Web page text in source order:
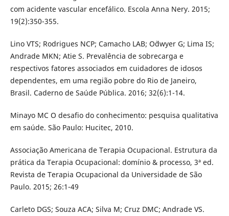
com acidente vascular encefálico. Escola Anna Nery. 2015;
19(2):350-355.
Lino VTS; Rodrigues NCP; Camacho LAB; O`dwyer G; Lima IS;
Andrade MKN; Atie S. Prevalência de sobrecarga e
respectivos fatores associados em cuidadores de idosos
dependentes, em uma região pobre do Rio de Janeiro,
Brasil. Caderno de Saúde Pública. 2016; 32(6):1-14.
Minayo MC O desafio do conhecimento: pesquisa qualitativa
em saúde. São Paulo: Hucitec, 2010.
Associação Americana de Terapia Ocupacional. Estrutura da
prática da Terapia Ocupacional: domínio & processo, 3ª ed.
Revista de Terapia Ocupacional da Universidade de São
Paulo. 2015; 26:1-49
Carleto DGS; Souza ACA; Silva M; Cruz DMC; Andrade VS.